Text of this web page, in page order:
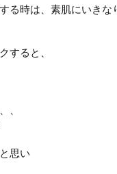
る時は、素肌にいきな
すると、
、
思い